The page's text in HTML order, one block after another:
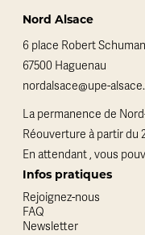
Nord Alsace
6 place Robert Schuman
67500 Haguenau
nordalsace@upe-
La permanence de
Réouverture à partir du
En attendant , vous
Infos pratiques
Rejoignez-nous
FAQ
Newsletter